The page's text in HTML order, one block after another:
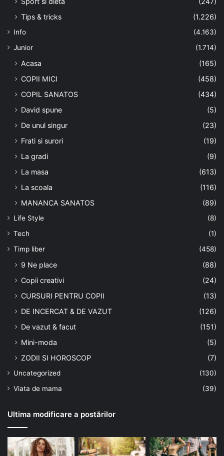
Tips & tricks
(1.226)
Info
(4.163)
Junior
(1.714)
Acasa
(165)
COPII MICI
(458)
COPIL SANATOS
(434)
David spune
(5)
De unul singur
(23)
Frati si surori
(19)
La gradi
(9)
La masa
(613)
La scoala
(116)
MANANCA SANATOS
(89)
Life Style
(8)
Tech
(1)
Timp liber
(458)
9 Ne place
(88)
Copii creativi
(24)
CURSURI PENTRU COPII
(13)
DE INCERCAT & DE VAZUT
(126)
De vazut & facut
(151)
Mini-moda
(5)
ZODII SI HOROSCOP
(7)
Uncategorized
(130)
Viata de mama
(39)
Ultima modificare a postărilor